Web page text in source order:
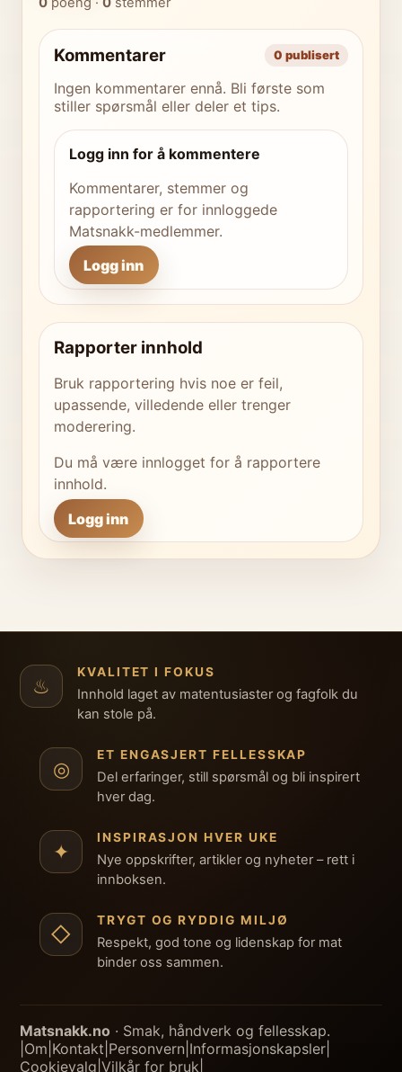
Kommentarer 0 publisert
Ingen kommentarer ennå. Bli første som
stiller spørsmål eller deler et tips.
Logg inn for å kommentere
Kommentarer, stemmer og
rapportering er for innloggede
Matsnakk-medlemmer.
Logg inn
Rapporter innhold
Bruk rapportering hvis noe er feil,
upassende, villedende eller trenger
moderering.
Du må være innlogget for å rapportere
innhold.
Logg inn
♨
KVALITET I FOKUS
Innhold laget av matentusiaster og fagfolk du
kan stole på.
◎
ET ENGASJERT FELLESSKAP
Del erfaringer, still spørsmål og bli inspirert
hver dag.
✦
INSPIRASJON HVER UKE
Nye oppskrifter, artikler og nyheter – rett i
innboksen.
◇
TRYGT OG RYDDIG MILJØ
Respekt, god tone og lidenskap for mat
binder oss sammen.
Matsnakk.no · Smak, håndverk og fellesskap.
Om Kontakt Personvern Informasjonskapsler
Cookievalg Vilkår for bruk